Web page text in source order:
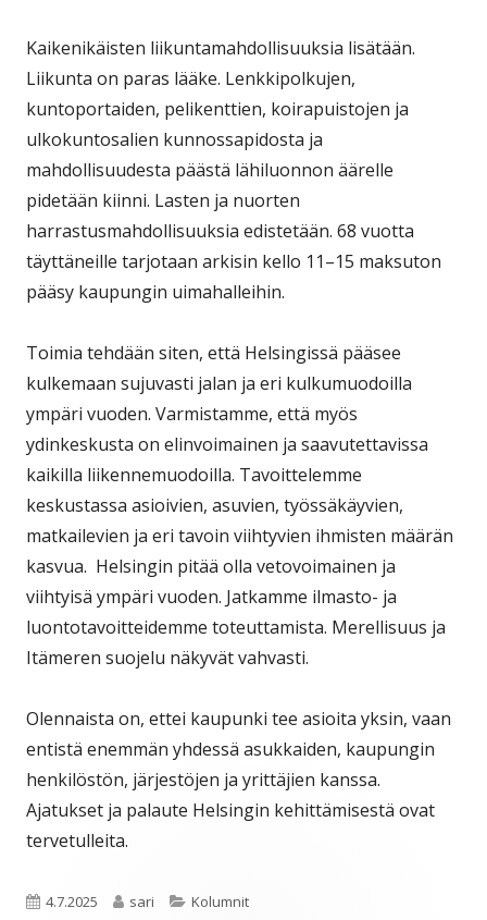
Kaikenikäisten liikuntamahdollisuuksia lisätään.
Liikunta on paras lääke. Lenkkipolkujen,
kuntoportaiden, pelikenttien, koirapuistojen ja
ulkokuntosalien kunnossapidosta ja
mahdollisuudesta päästä lähiluonnon äärelle
pidetään kiinni. Lasten ja nuorten
harrastusmahdollisuuksia edistetään. 68 vuotta
täyttäneille tarjotaan arkisin kello 11–15 maksuton
pääsy kaupungin uimahalleihin.
Toimia tehdään siten, että Helsingissä pääsee
kulkemaan sujuvasti jalan ja eri kulkumuodoilla
ympäri vuoden. Varmistamme, että myös
ydinkeskusta on elinvoimainen ja saavutettavissa
kaikilla liikennemuodoilla. Tavoittelemme
keskustassa asioivien, asuvien, työssäkäyvien,
matkailevien ja eri tavoin viihtyvien ihmisten määrän
kasvua. Helsingin pitää olla vetovoimainen ja
viihtyisä ympäri vuoden. Jatkamme ilmasto- ja
luontotavoitteidemme toteuttamista. Merellisuus ja
Itämeren suojelu näkyvät vahvasti.
Olennaista on, ettei kaupunki tee asioita yksin, vaan
entistä enemmän yhdessä asukkaiden, kaupungin
henkilöstön, järjestöjen ja yrittäjien kanssa.
Ajatukset ja palaute Helsingin kehittämisestä ovat
tervetulleita.
Julkaistu
4.7.2025 Kirjoittaja
sari Kategoriat
Kolumnit